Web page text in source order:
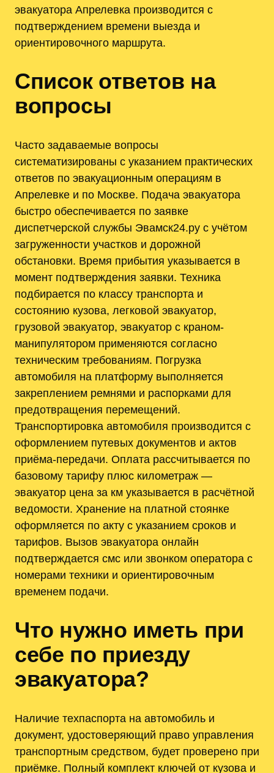
эвакуатора Апрелевка производится с
подтверждением времени выезда и
ориентировочного маршрута.
Список ответов на
вопросы
Часто задаваемые вопросы
систематизированы с указанием практических
ответов по эвакуационным операциям в
Апрелевке и по Москве. Подача эвакуатора
быстро обеспечивается по заявке
диспетчерской службы Эвамск24.ру с учётом
загруженности участков и дорожной
обстановки. Время прибытия указывается в
момент подтверждения заявки. Техника
подбирается по классу транспорта и
состоянию кузова, легковой эвакуатор,
грузовой эвакуатор, эвакуатор с краном-
манипулятором применяются согласно
техническим требованиям. Погрузка
автомобиля на платформу выполняется
закреплением ремнями и распорками для
предотвращения перемещений.
Транспортировка автомобиля производится с
оформлением путевых документов и актов
приёма-передачи. Оплата рассчитывается по
базовому тарифу плюс километраж —
эвакуатор цена за км указывается в расчётной
ведомости. Хранение на платной стоянке
оформляется по акту с указанием сроков и
тарифов. Вызов эвакуатора онлайн
подтверждается смс или звонком оператора с
номерами техники и ориентировочным
временем подачи.
Что нужно иметь при
себе по приезду
эвакуатора?
Наличие техпаспорта на автомобиль и
документ, удостоверяющий право управления
транспортным средством, будет проверено при
приёмке. Полный комплект ключей от кузова и